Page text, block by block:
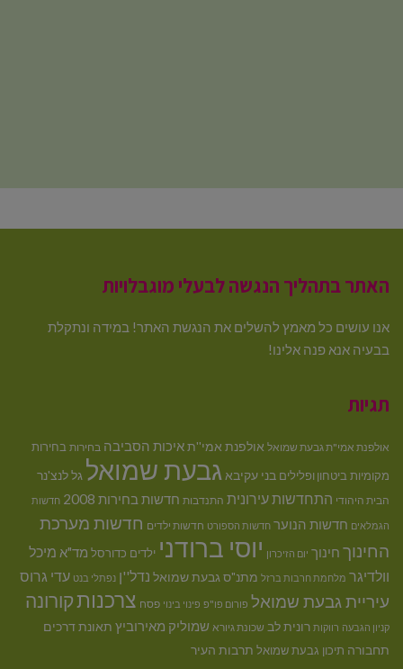
האתר בתהליך הנגשה לבעלי מוגבלויות
אנו עושים כל מאמץ להשלים את הנגשת האתר! במידה ונתקלת
בבעיה אנא פנה אלינו!
תגיות
אולפנת אמי"ת גבעת שמואל אולפנת אמי''תאיכות הסביבה בחירות בחירות
מקומיותביטחון ופלילים בני עקיבא גבעת שמואל גל לנצ'נר
הבית היהודי התחדשות עירונית התנדבות חדשות בחירות 2008 חדשות
הגמלאים חדשות הנוער חדשות הספורט חדשות ילדים חדשות מערכת
החינוך חינוך יום הזיכרון יוסי ברודני ילדים כדורסל מד"א מיכל
וולדיגר מלחמת חרבות ברזל מתנ"ס גבעת שמואל נדל''ן נפתלי בנט עדי גרוס
עיריית גבעת שמואל פורום פו"פ פינוי בינוי פסח צרכנותקורונה
קניון הגבעה רווקות רונית לב שכונת גיורא שמוליק מאירוביץ תאונת דרכים
תחבורה תיכון גבעת שמואל תרבות העיר